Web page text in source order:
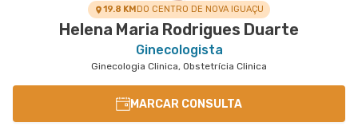
19.8 KMDO CENTRO DE NOVA IGUAÇU
Helena Maria Rodrigues Duarte
Ginecologista
Ginecologia Clinica, Obstetrícia Clinica
MARCAR CONSULTA